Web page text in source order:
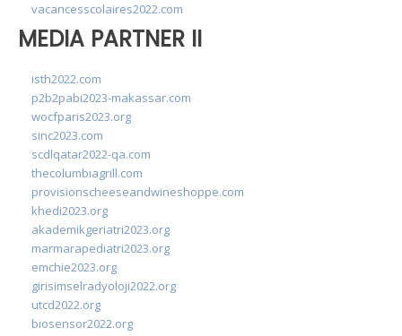
vacancesscolaires2022.com
MEDIA PARTNER II
isth2022.com
p2b2pabi2023-makassar.com
wocfparis2023.org
sinc2023.com
scdlqatar2022-qa.com
thecolumbiagrill.com
provisionscheeseandwineshoppe.com
khedi2023.org
akademikgeriatri2023.org
marmarapediatri2023.org
emchie2023.org
girisimselradyoloji2022.org
utcd2022.org
biosensor2022.org